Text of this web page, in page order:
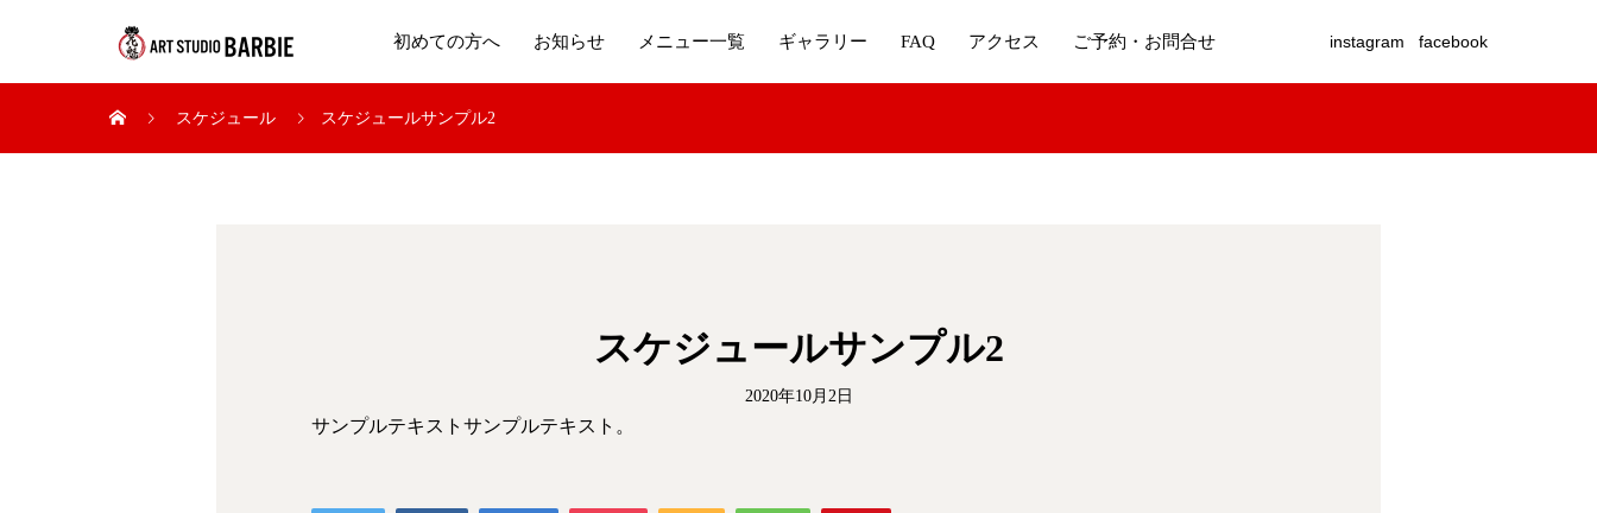
初めての方へ お知らせ メニュー一覧 ギャラリー FAQ アクセス ご予約・お問合せ instagram facebook
スケジュール スケジュールサンプル2
スケジュールサンプル2
2020年10月2日
サンプルテキストサンプルテキスト。